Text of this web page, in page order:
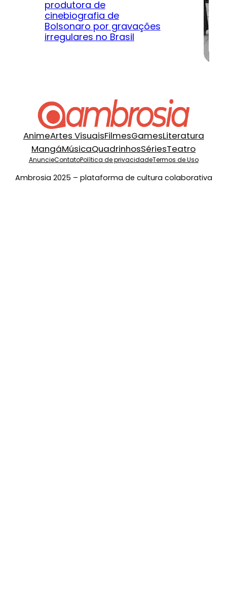
produtora de
cinebiografia de
Bolsonaro por gravações
irregulares no Brasil
AnimeArtes VisuaisFilmesGamesLiteratura
MangáMúsicaQuadrinhosSériesTeatro
AnuncieContatoPolítica de privacidadeTermos de Uso
Ambrosia 2025 – plataforma de cultura colaborativa